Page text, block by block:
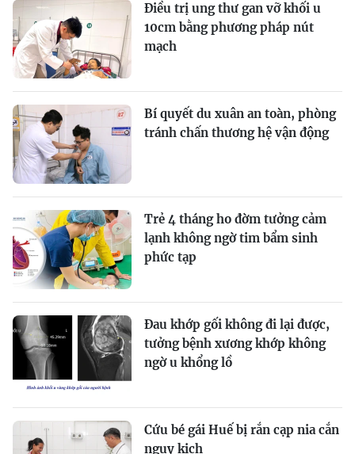
Điều trị ung thư gan vỡ khối u
10cm bằng phương pháp nút
mạch
Bí quyết du xuân an toàn, phòng
tránh chấn thương hệ vận động
Trẻ 4 tháng ho đờm tưởng cảm
lạnh không ngờ tim bẩm sinh
phức tạp
Đau khớp gối không đi lại được,
tưởng bệnh xương khớp không
ngờ u khổng lồ
Cứu bé gái Huế bị rắn cạp nia cắn
nguy kịch